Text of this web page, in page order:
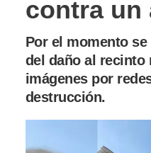
contra un
Por el momento
del daño al recinto
imágenes por
destrucción.